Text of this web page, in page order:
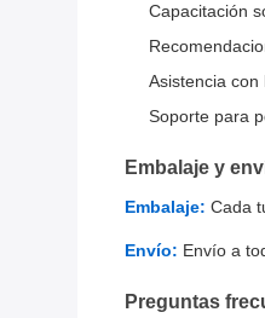
Capacitación
Asistencia
Soporte para
Embalaje y
Embalaje: Cada
Envío: Envío a
Preguntas